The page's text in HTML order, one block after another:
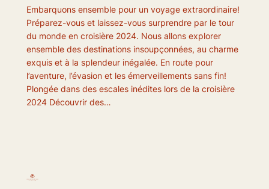
Embarquons ensemble pour un voyage extraordinaire!
Préparez-vous et laissez-vous surprendre par le tour
du monde en croisière 2024. Nous allons explorer
ensemble des destinations insoupçonnées, au charme
exquis et à la splendeur inégalée. En route pour
l’aventure, l’évasion et les émerveillements sans fin!
Plongée dans des escales inédites lors de la croisière
2024 Découvrir des…